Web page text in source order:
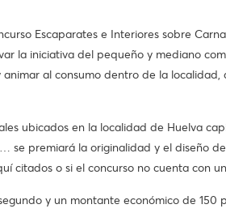
Escaparates e Interiores sobre
la iniciativa del pequeño y mediano
al consumo dentro de la
ubicados en la localidad de Huelva
se premiará la originalidad y el diseño
citados o si el concurso no cuenta con
y un montante económico de